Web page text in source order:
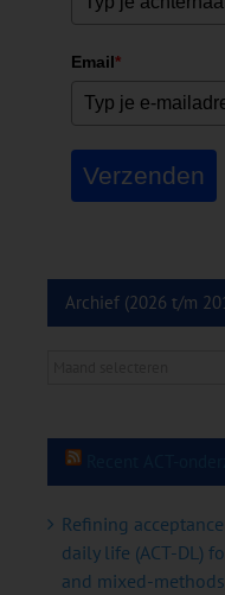
Email*
Verzenden
Archief (2026 t/m
2019)
Refining
daily life (ACT-DL)
and mixed-